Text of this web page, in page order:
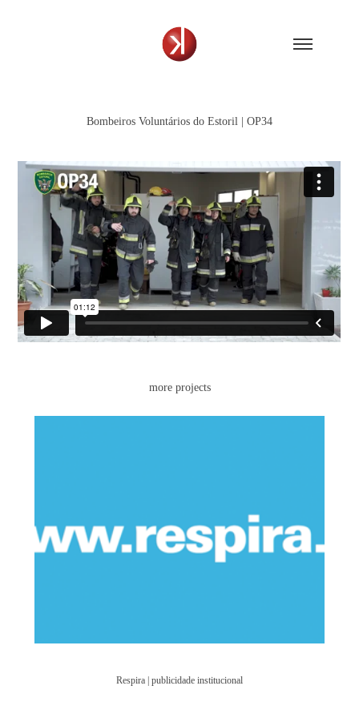
Bombeiros Voluntários do Estoril | OP34
more projects
Respira | publicidade institucional